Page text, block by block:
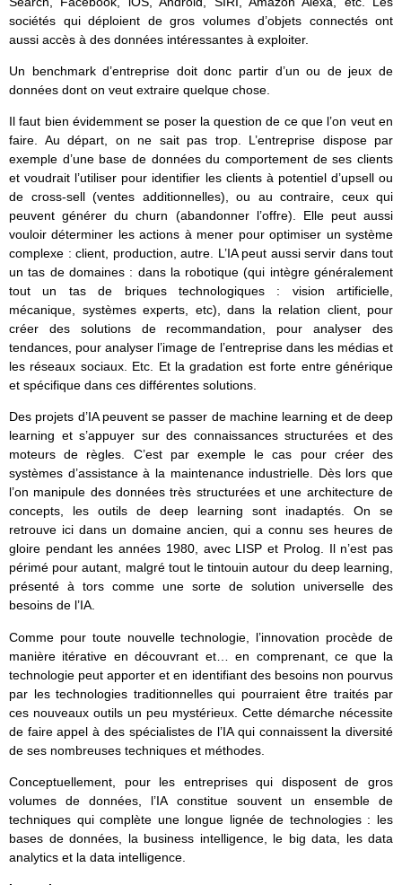
sociétés qui déploient de gros volumes d’objets connectés ont
aussi accès à des données intéressantes à exploiter.
Un benchmark d’entreprise doit donc partir d’un ou de jeux de
données dont on veut extraire quelque chose.
Il faut bien évidemment se poser la question de ce que l’on veut en
faire. Au départ, on ne sait pas trop. L’entreprise dispose par
exemple d’une base de données du comportement de ses clients
et voudrait l’utiliser pour identifier les clients à potentiel d’upsell ou
de cross-sell (ventes additionnelles), ou au contraire, ceux qui
peuvent générer du churn (abandonner l’offre). Elle peut aussi
vouloir déterminer les actions à mener pour optimiser un système
complexe : client, production, autre. L’IA peut aussi servir dans tout
un tas de domaines : dans la robotique (qui intègre généralement
tout un tas de briques technologiques : vision artificielle,
mécanique, systèmes experts, etc), dans la relation client, pour
créer des solutions de recommandation, pour analyser des
tendances, pour analyser l’image de l’entreprise dans les médias et
les réseaux sociaux. Etc. Et la gradation est forte entre générique
et spécifique dans ces différentes solutions.
Des projets d’IA peuvent se passer de machine learning et de deep
learning et s’appuyer sur des connaissances structurées et des
moteurs de règles. C’est par exemple le cas pour créer des
systèmes d’assistance à la maintenance industrielle. Dès lors que
l’on manipule des données très structurées et une architecture de
concepts, les outils de deep learning sont inadaptés. On se
retrouve ici dans un domaine ancien, qui a connu ses heures de
gloire pendant les années 1980, avec LISP et Prolog. Il n’est pas
périmé pour autant, malgré tout le tintouin autour du deep learning,
présenté à tors comme une sorte de solution universelle des
besoins de l’IA.
Comme pour toute nouvelle technologie, l’innovation procède de
manière itérative en découvrant et… en comprenant, ce que la
technologie peut apporter et en identifiant des besoins non pourvus
par les technologies traditionnelles qui pourraient être traités par
ces nouveaux outils un peu mystérieux. Cette démarche nécessite
de faire appel à des spécialistes de l’IA qui connaissent la diversité
de ses nombreuses techniques et méthodes.
Conceptuellement, pour les entreprises qui disposent de gros
volumes de données, l’IA constitue souvent un ensemble de
techniques qui complète une longue lignée de technologies : les
bases de données, la business intelligence, le big data, les data
analytics et la data intelligence.